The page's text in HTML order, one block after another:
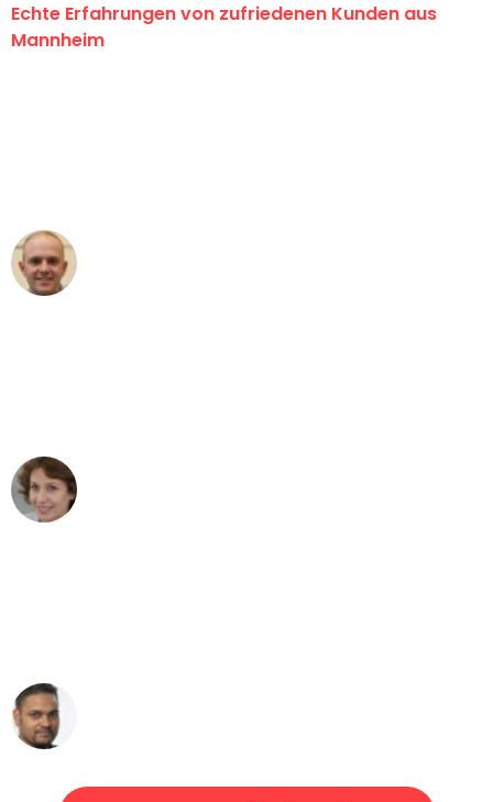
Echte Erfahrungen von zufriedenen Kunden aus
Mannheim